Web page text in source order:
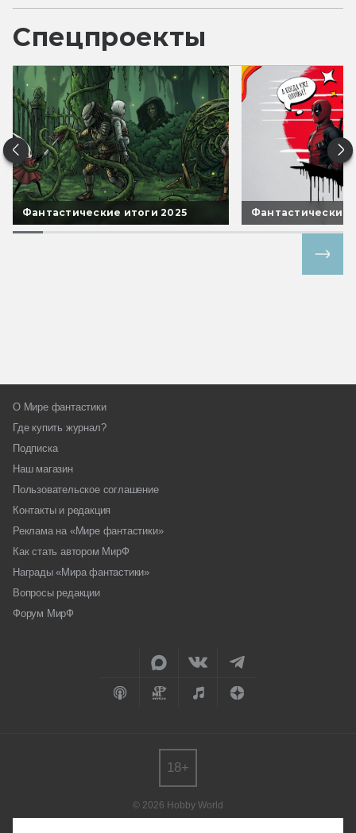
Спецпроекты
Фантастические итоги 2025 Фантастические
О Мире фантастики
Где купить журнал?
Подписка
Наш магазин
Пользовательское соглашение
Контакты и редакция
Реклама на «Мире фантастики»
Как стать автором МирФ
Награды «Мира фантастики»
Вопросы редакции
Форум МирФ
© 2026 Hobby World
18+